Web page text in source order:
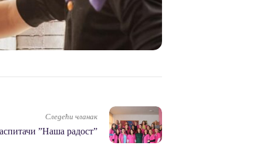
Следећи чланак
”Наша радост”